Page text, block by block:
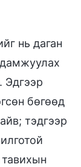
нь даган
дамжуулах
Эдгээр
бөгөөд
тэдгээр